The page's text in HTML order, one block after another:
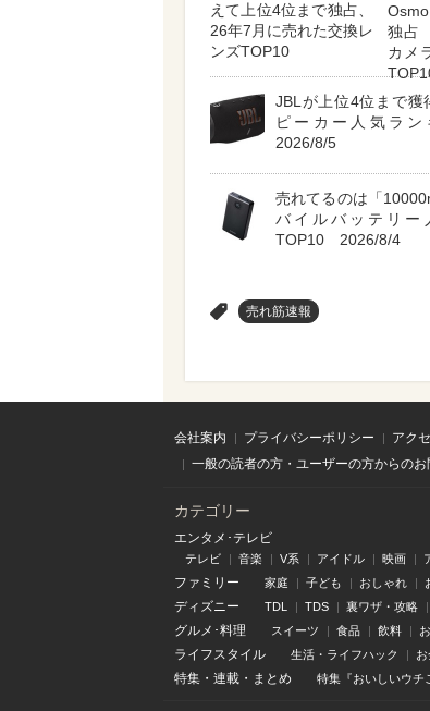
えて上位4位まで独占、
26年7月に売れた交換レ
ンズTOP10
独占
カメ
JBLが上位4位まで
ピーカー人気ラ
2026/8/5
売れてるのは「
バイルバッテリー
TOP10 2026/8/4
売れ筋速報
会社案内 プライバシーポリシー アク
一般の読者の方・ユーザーの方からの
カテゴリー
エンタメ･テレビ
テレビ 音楽 V系 アイドル 映画
ファミリー 家庭 子ども おしゃれ
ディズニー TDL TDS 裏ワザ・攻略
グルメ･料理 スイーツ 食品 飲料
ライフスタイル 生活・ライフハック
特集 ・ 連載 ・ まとめ 特集『おいしいウチ